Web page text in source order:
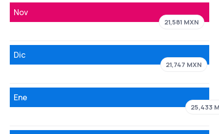
Nov
21,581 MXN
Dic
21,747 MXN
Ene
25,433